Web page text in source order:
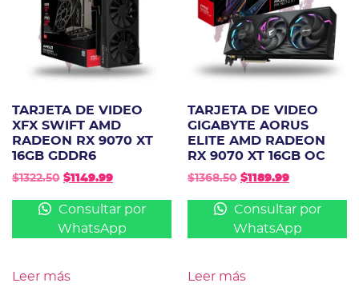
TARJETA DE VIDEO
XFX SWIFT AMD
RADEON RX 9070 XT
16GB GDDR6
$1322.50 $1149.99
Consultar por
WhatsApp
Leer más
TARJETA DE VIDEO
GIGABYTE AORUS
ELITE AMD RADEON
RX 9070 XT 16GB OC
$1368.50 $1189.99
Consultar por
WhatsApp
Leer más